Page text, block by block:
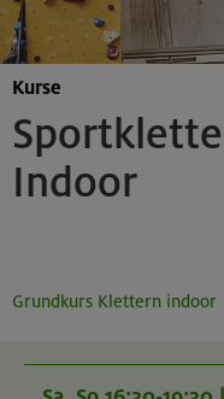
Indoor
Kurse
Grundkurs Klettern indoor